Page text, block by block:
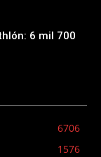
6 mil 700
6706
1576